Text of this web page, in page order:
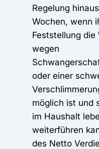
Regelung
Wochen, wenn
Feststellung
wegen
oder einer
möglich ist und
im Haushalt
weiterführen
des Netto